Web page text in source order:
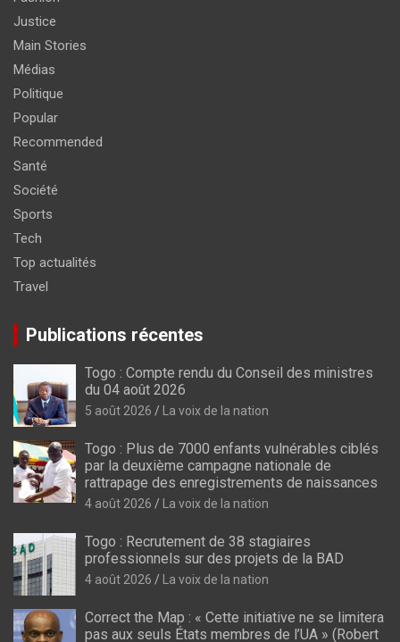
Justice
Main Stories
Médias
Politique
Popular
Recommended
Santé
Société
Sports
Tech
Top actualités
Travel
Publications récentes
Togo : Compte rendu du Conseil des ministres
du 04 août 2026
5 août 2026 La voix de la nation
Togo : Plus de 7000 enfants vulnérables ciblés
par la deuxième campagne nationale de
rattrapage des enregistrements de naissances
4 août 2026 La voix de la nation
Togo : Recrutement de 38 stagiaires
professionnels sur des projets de la BAD
4 août 2026 La voix de la nation
Correct the Map : « Cette initiative ne se limitera
pas aux seuls États membres de l’UA » (Robert